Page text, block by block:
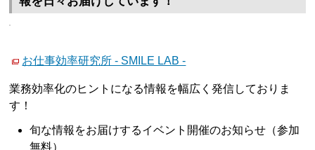
お仕事効率研究所 - SMILE LAB -
業務効率化のヒントになる情報を幅広く発信しておりま
す！
旬な情報をお届けするイベント開催のお知らせ（参加
無料）